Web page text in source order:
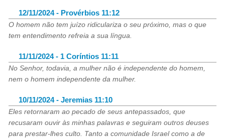
12/11/2024 - Provérbios 11:12
O homem não tem juízo ridiculariza o seu próximo, mas o que
tem entendimento refreia a sua língua.
11/11/2024 - 1 Coríntios 11:11
No Senhor, todavia, a mulher não é independente do homem,
nem o homem independente da mulher.
10/11/2024 - Jeremias 11:10
Eles retornaram ao pecado de seus antepassados, que
recusaram ouvir às minhas palavras e seguiram outros deuses
para prestar-lhes culto. Tanto a comunidade Israel como a de